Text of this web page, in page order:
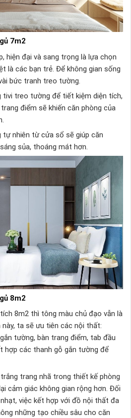
7m2
hiện đại và sang trọng là lựa chọn
là các bạn trẻ. Để không gian sống
bức tranh treo tường.
tivi treo tường để tiết kiệm diện tích,
điểm sẽ khiến căn phòng của
tự nhiên từ cửa sổ sẽ giúp căn
sủa, thoáng mát hơn.
8m2
8m2 thì tông màu chủ đạo vẫn là
ta sẽ ưu tiên các nội thất:
tường, bàn trang điểm, tab đầu
hợp các thanh gỗ gắn tường để
trang nhã trong thiết kế phòng
cảm giác không gian rộng hơn. Đối
việc kết hợp với đồ nội thất đa
những tạo chiều sâu cho căn